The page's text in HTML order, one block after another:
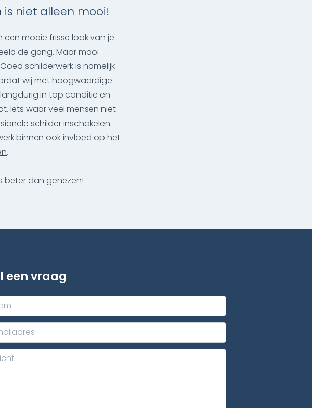
niet alleen mooi!
een mooie frisse look van je
de gang. Maar mooi
schilderwerk is namelijk
wij met hoogwaardige
in top conditie en
Iets waar veel mensen niet
schilder inschakelen.
binnen ook invloed op het
.
beter dan genezen!
een vraag